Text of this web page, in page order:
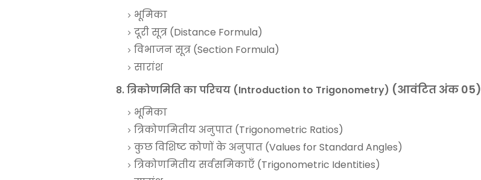
भूमिका
दूरी सूत्र (Distance Formula)
विभाजन सूत्र (Section Formula)
सारांश
8. त्रिकोणमिति का परिचय (Introduction to Trigonometry) (आवंटित अंक 05)
भूमिका
त्रिकोणमितीय अनुपात (Trigonometric Ratios)
कुछ विशिष्ट कोणों के अनुपात (Values for Standard Angles)
त्रिकोणमितीय सर्वसमिकाएँ (Trigonometric Identities)